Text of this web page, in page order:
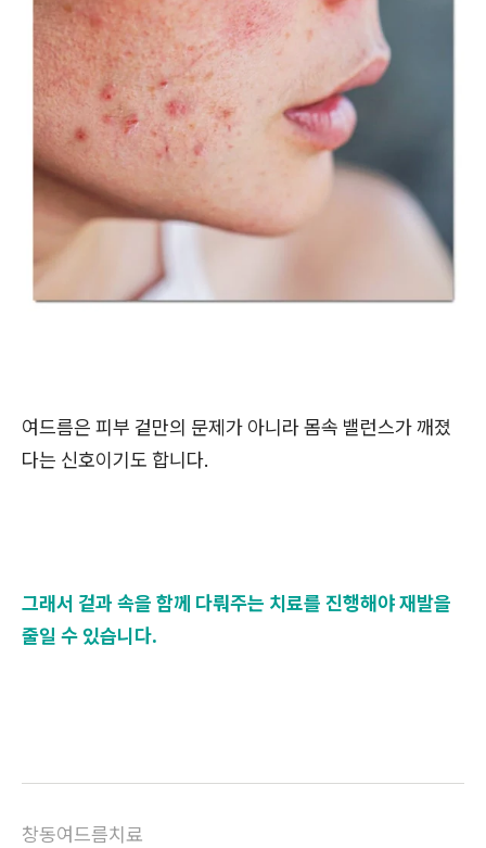
여드름은 피부 겉만의 문제가 아니라 몸속 밸런스가 깨졌
다는 신호이기도 합니다.
그래서 겉과 속을 함께 다뤄주는 치료를 진행해야 재발을
줄일 수 있습니다.
창동여드름치료